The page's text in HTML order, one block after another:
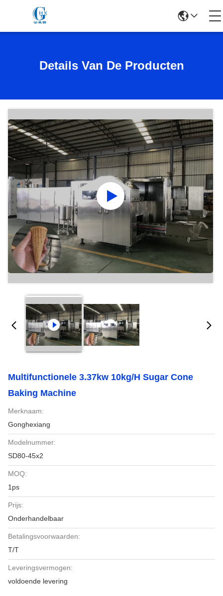
Details Van De Producten
Multifunctionele 3.37kw 10kg/H Sugar Cone
Baking Machine
Merknaam:
Gonghexiang
Modelnummer:
SD80-45x2
MOQ:
1ps
Prijs:
Onderhandelbaar
Betalingsvoorwaarden:
T/T
Leveringsvermogen:
voldoende levering